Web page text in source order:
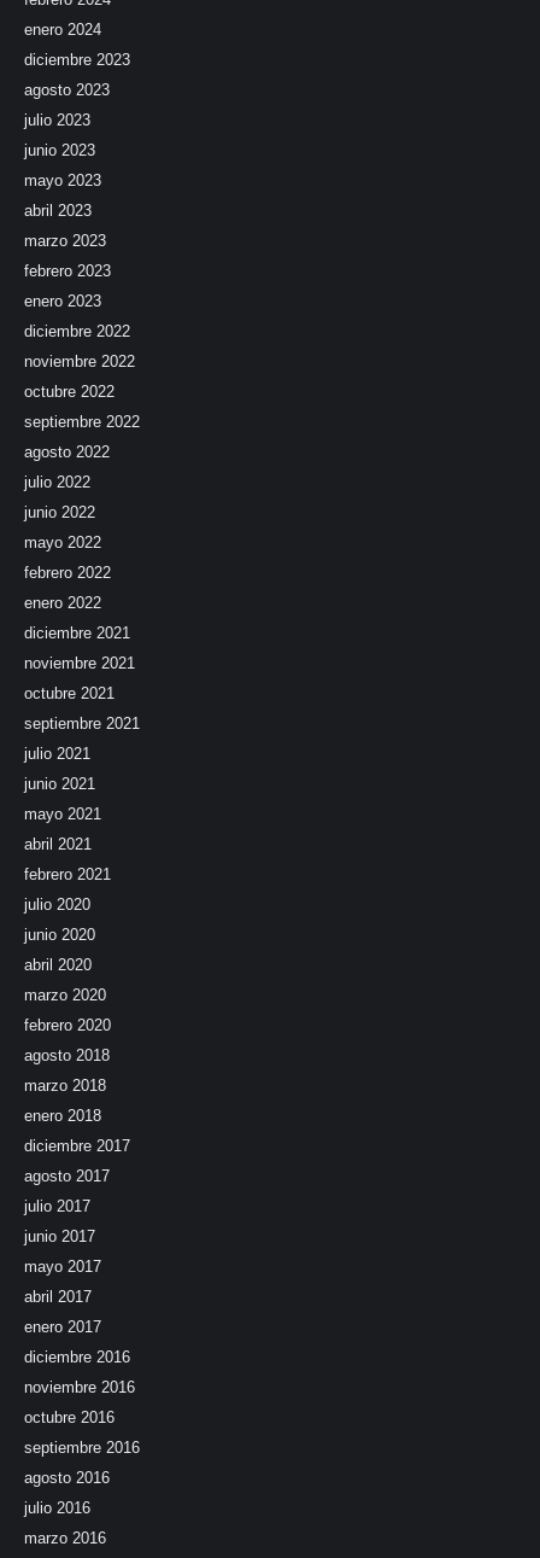
enero 2024
diciembre 2023
agosto 2023
julio 2023
junio 2023
mayo 2023
abril 2023
marzo 2023
febrero 2023
enero 2023
diciembre 2022
noviembre 2022
octubre 2022
septiembre 2022
agosto 2022
julio 2022
junio 2022
mayo 2022
febrero 2022
enero 2022
diciembre 2021
noviembre 2021
octubre 2021
septiembre 2021
julio 2021
junio 2021
mayo 2021
abril 2021
febrero 2021
julio 2020
junio 2020
abril 2020
marzo 2020
febrero 2020
agosto 2018
marzo 2018
enero 2018
diciembre 2017
agosto 2017
julio 2017
junio 2017
mayo 2017
abril 2017
enero 2017
diciembre 2016
noviembre 2016
octubre 2016
septiembre 2016
agosto 2016
julio 2016
marzo 2016